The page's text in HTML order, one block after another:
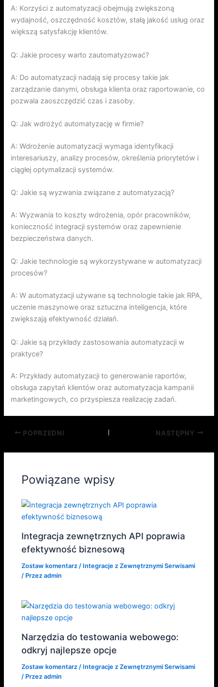
A: Korzyści z automatyzacji obejmują zwiększoną
wydajność, oszczędność kosztów, stałą jakość usług oraz
większą satysfakcję klientów.
Q: Jakie procesy warto zautomatyzować?
A: Do automatyzacji nadają się procesy takie jak
zarządzanie danymi, obsługa klienta oraz raportowanie, co
pozwala zaoszczędzić czas i zasoby.
Q: Jak wdrożyć automatyzację w firmie?
A: Wdrożenie automatyzacji wymaga identyfikacji
interesariuszy, analizy procesów, określenia priorytetów i
ciągłej optymalizacji systemów.
Q: Jakie są wyzwania związane z automatyzacją?
A: Wyzwania to koszty wdrożenia, opór pracowników,
konieczność integracji systemów oraz zapewnienie
bezpieczeństwa danych.
Q: Jakie technologie są wykorzystywane w automatyzacji
procesów?
A: W automatyzacji używane są technologie takie jak RPA,
uczenie maszynowe oraz sztuczna inteligencja, które
zwiększają efektywność działań.
Q: Jakie są przykłady zastosowania automatyzacji w
praktyce?
A: Przykłady automatyzacji to generowanie raportów,
obsługa zapytań klientów oraz automatyzacja kampanii
marketingowych, co przyspiesza realizację zadań.
POPRZEDNI NASTĘPNY
Powiązane wpisy
Integracja zewnętrznych API poprawia
efektywność biznesową
Zostaw komentarz / Integracje z Zewnętrznymi Serwisami
/ Przezadmin
Narzędzia do testowania webowego:
odkryj najlepsze opcje
Zostaw komentarz / Integracje z Zewnętrznymi Serwisami
/ Przezadmin